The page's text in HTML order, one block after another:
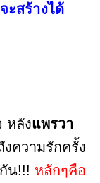
ะสร้างได้
หลังแพรวา
งความรักครั้ง
น!!! หลักๆคือ